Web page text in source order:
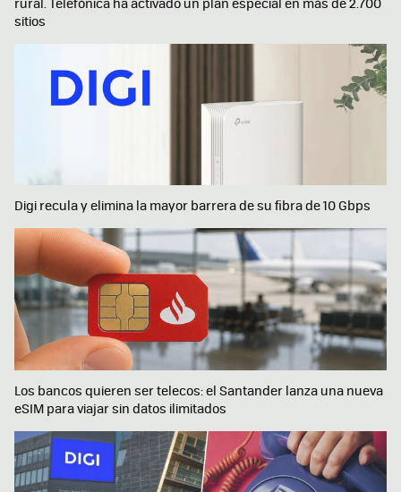
sitios
Digi recula y elimina la mayor barrera de su fibra de 10 Gbps
Los bancos quieren ser telecos: el Santander lanza una nueva
eSIM para viajar sin datos ilimitados